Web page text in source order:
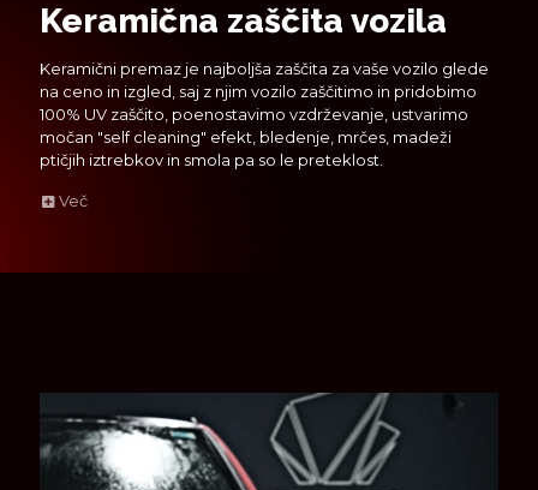
Keramična zaščita vozila
Keramični premaz je najboljša zaščita za vaše vozilo glede
na ceno in izgled, saj z njim vozilo zaščitimo in pridobimo
100% UV zaščito, poenostavimo vzdrževanje, ustvarimo
močan "self cleaning" efekt, bledenje, mrčes, madeži
ptičjih iztrebkov in smola pa so le preteklost.
Več